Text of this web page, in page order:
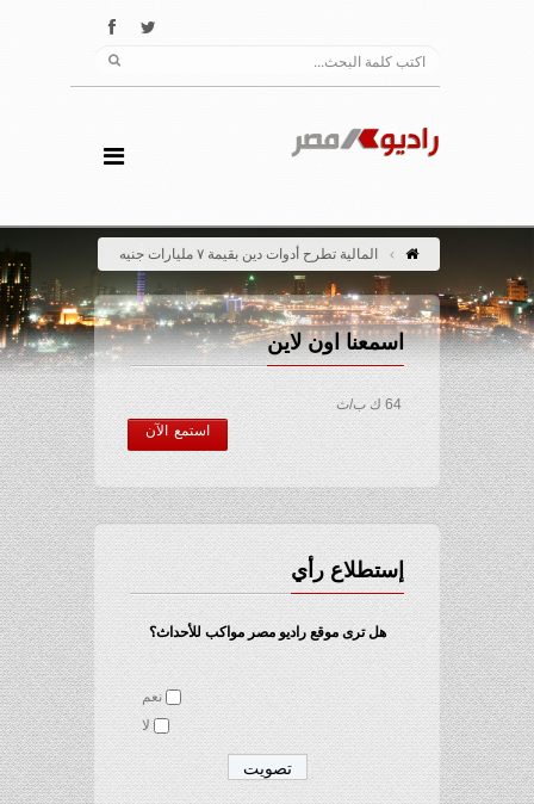
المالية تطرح أدوات دين بقيمة ٧ مليارات جنيه
اسمعنا اون لاين
64 ك ب/ث
استمع الآن
إستطلاع رأي
هل ترى موقع راديو مصر مواكب للأحداث؟
نعم
لا